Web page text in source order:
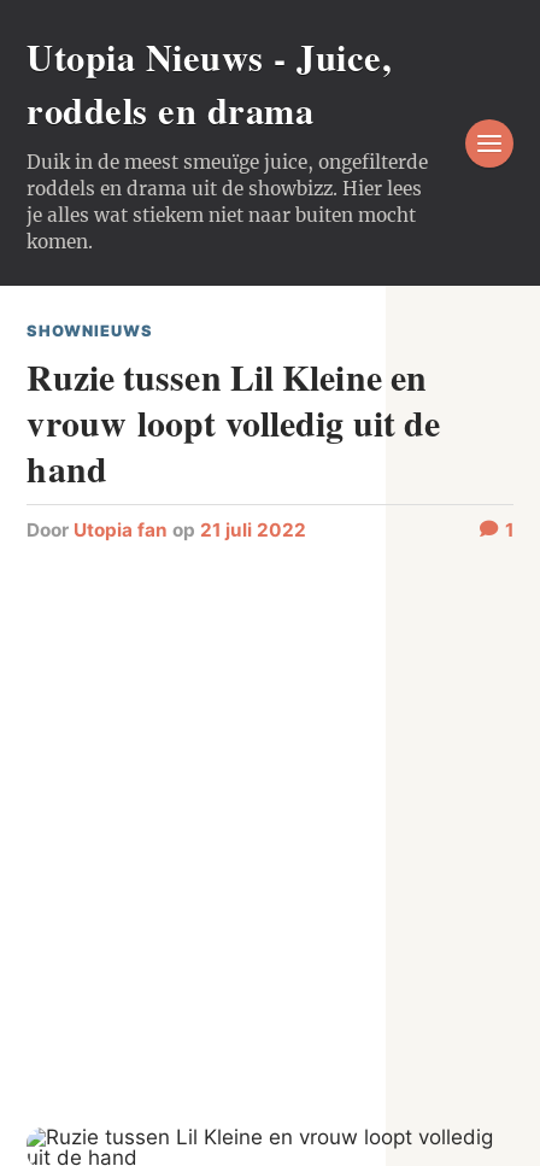
Utopia Nieuws - Juice,
roddels en drama
Duik in de meest smeuïge juice, ongefilterde
roddels en drama uit de showbizz. Hier lees
je alles wat stiekem niet naar buiten mocht
komen.
SHOWNIEUWS
Ruzie tussen Lil Kleine en
vrouw loopt volledig uit de
hand
door Utopia fan op 21 juli 2022 1